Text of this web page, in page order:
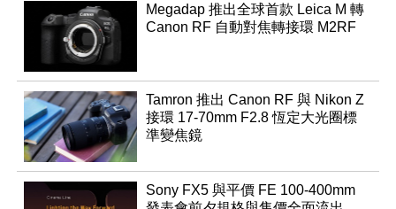
Megadap 推出全球首款 Leica M 轉
Canon RF 自動對焦轉接環 M2RF
Tamron 推出 Canon RF 與 Nikon Z
接環 17-70mm F2.8 恆定大光圈標
準變焦鏡
Sony FX5 與平價 FE 100-400mm